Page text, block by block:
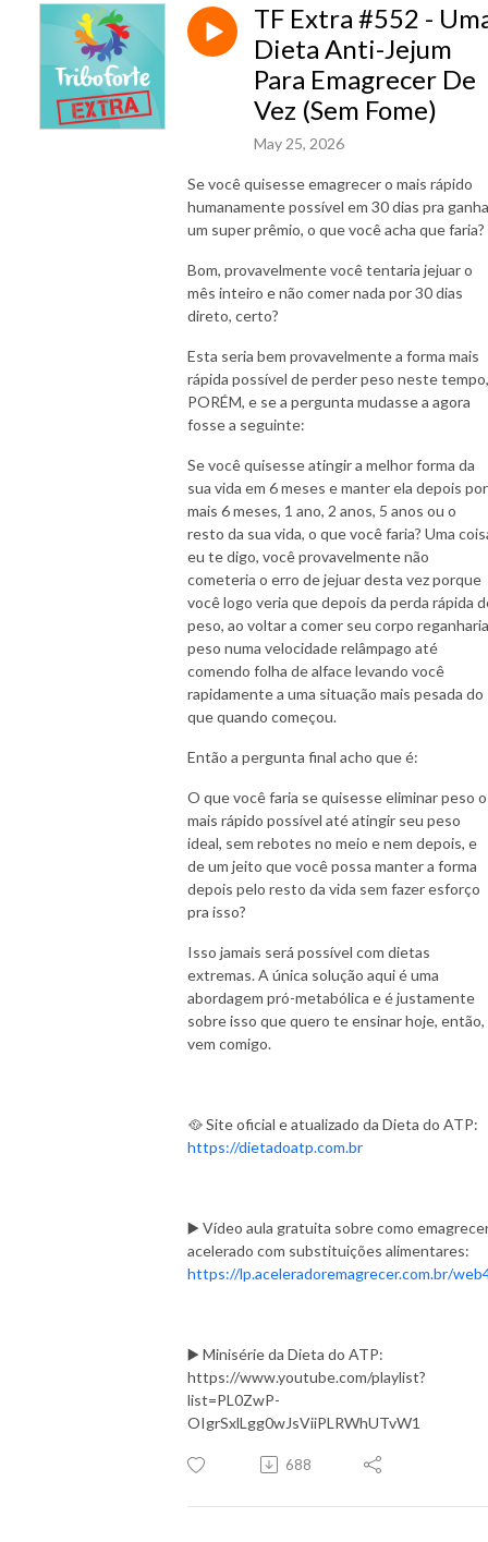
TF Extra #552 -
Dieta Anti-Jejum
Para Emagrecer De
Vez (Sem Fome)
May 25, 2026
Se você quisesse emagrecer o mais rápido
humanamente possível em 30 dias pra
um super prêmio, o que você acha que faria?
Bom, provavelmente você tentaria jejuar o
mês inteiro e não comer nada por 30 dias
direto, certo?
Esta seria bem provavelmente a forma mais
rápida possível de perder peso neste tempo,
PORÉM, e se a pergunta mudasse a agora
fosse a seguinte:
Se você quisesse atingir a melhor forma da
sua vida em 6 meses e manter ela depois por
mais 6 meses, 1 ano, 2 anos, 5 anos ou o
resto da sua vida, o que você faria? Uma
eu te digo, você provavelmente não
cometeria o erro de jejuar desta vez porque
você logo veria que depois da perda rápida
peso, ao voltar a comer seu corpo reganharia
peso numa velocidade relâmpago até
comendo folha de alface levando você
rapidamente a uma situação mais pesada do
que quando começou.
Então a pergunta final acho que é:
O que você faria se quisesse eliminar peso o
mais rápido possível até atingir seu peso
ideal, sem rebotes no meio e nem depois, e
de um jeito que você possa manter a forma
depois pelo resto da vida sem fazer esforço
pra isso?
Isso jamais será possível com dietas
extremas. A única solução aqui é uma
abordagem pró-metabólica e é justamente
sobre isso que quero te ensinar hoje, então,
vem comigo.
🥘 Site oficial e atualizado da Dieta do ATP:
https://dietadoatp.com.br
▶️ Vídeo aula gratuita sobre como
acelerado com substituições alimentares:
https://lp.aceleradoremagrecer.com.br/
▶️ Minisérie da Dieta do ATP:
https://www.youtube.com/playlist?
list=PL0ZwP-
OIgrSxlLgg0wJsViiPLRWhUTvW1
688